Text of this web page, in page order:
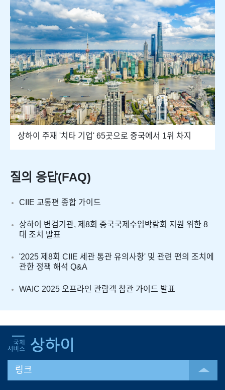
상하이 주재 '치타 기업' 65곳으로 중국에서 1위 차지
질의 응답(FAQ)
CIIE 교통편 종합 가이드
상하이 변검기관, 제8회 중국국제수입박람회 지원 위한 8
대 조치 발표
'2025 제8회 CIIE 세관 통관 유의사항' 및 관련 편의 조치에
관한 정책 해석 Q&A
WAIC 2025 오프라인 관람객 참관 가이드 발표
링크